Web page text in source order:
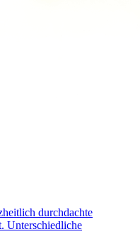
durchdachte
Unterschiedliche